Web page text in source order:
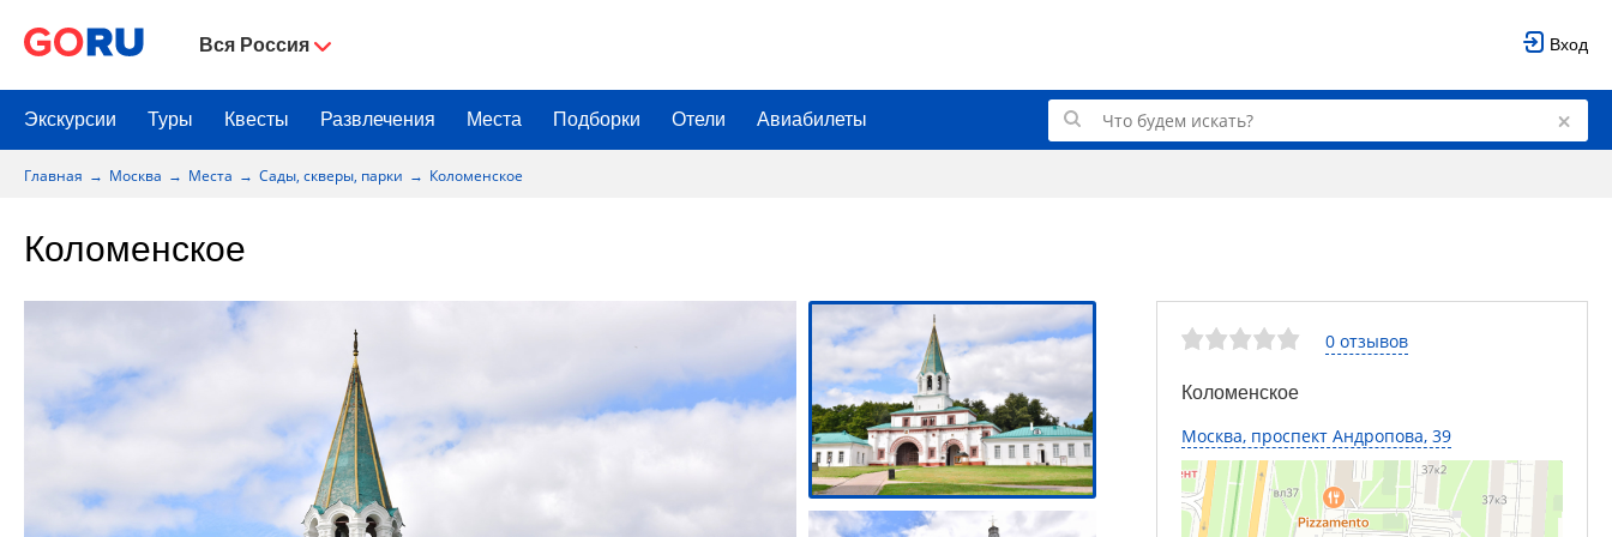
Вся Россия Вход
Экскурсии Туры Квесты Развлечения Места Подборки Отели Авиабилеты
Главная Москва Места Сады, скверы, парки Коломенское
0 отзывов
Коломенское
Москва, проспект Андропова, 39
Коломенское